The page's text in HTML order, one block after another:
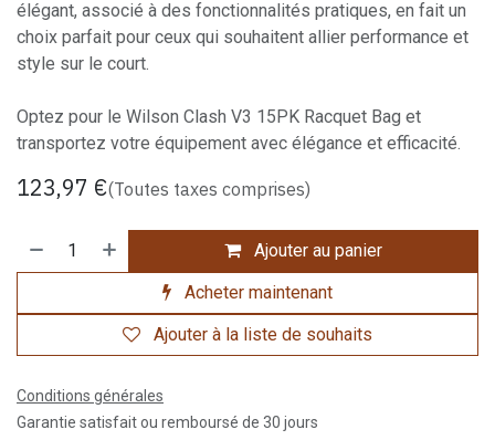
élégant, associé à des fonctionnalités pratiques, en fait un
choix parfait pour ceux qui souhaitent allier performance et
style sur le court.
Optez pour le Wilson Clash V3 15PK Racquet Bag et
transportez votre équipement avec élégance et efficacité.
123,97 €(Toutes taxes comprises)
Ajouter au panier
Acheter maintenant
Ajouter à la liste de souhaits
Conditions générales
Garantie satisfait ou remboursé de 30 jours